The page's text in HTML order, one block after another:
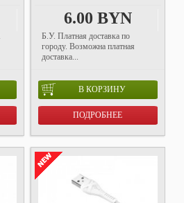
6.00 BYN
Б.У. Платная доставка по
городу. Возможна платная
доставка...
В КОРЗИНУ
ПОДРОБНЕЕ